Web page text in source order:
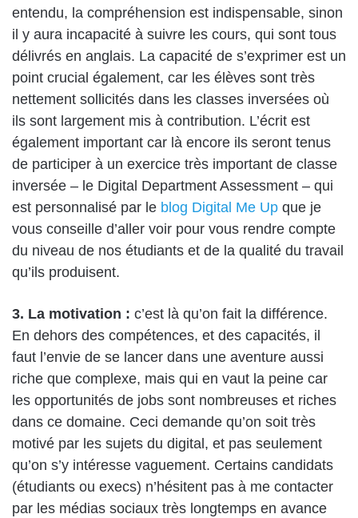
entendu, la compréhension est indispensable, sinon
il y aura incapacité à suivre les cours, qui sont tous
délivrés en anglais. La capacité de s’exprimer est un
point crucial également, car les élèves sont très
nettement sollicités dans les classes inversées où
ils sont largement mis à contribution. L’écrit est
également important car là encore ils seront tenus
de participer à un exercice très important de classe
inversée – le Digital Department Assessment – qui
est personnalisé par le blog Digital Me Up que je
vous conseille d’aller voir pour vous rendre compte
du niveau de nos étudiants et de la qualité du travail
qu’ils produisent.
3. La motivation : c’est là qu’on fait la différence.
En dehors des compétences, et des capacités, il
faut l’envie de se lancer dans une aventure aussi
riche que complexe, mais qui en vaut la peine car
les opportunités de jobs sont nombreuses et riches
dans ce domaine. Ceci demande qu’on soit très
motivé par les sujets du digital, et pas seulement
qu’on s’y intéresse vaguement. Certains candidats
(étudiants ou execs) n’hésitent pas à me contacter
par les médias sociaux très longtemps en avance